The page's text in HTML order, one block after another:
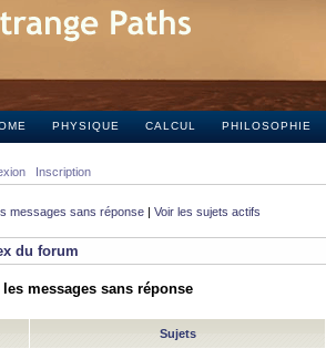
PHYSIQUE CALCUL PHILOSOPHIE
Inscription
messages sans réponse | Voir les sujets actifs
du forum
messages sans réponse
Sujets